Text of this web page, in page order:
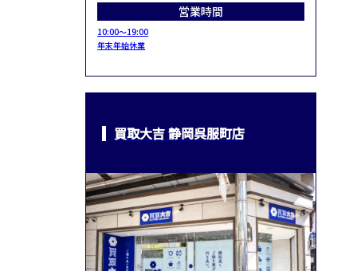
営業時間
10:00～19:00
年末年始休業
買取大吉 静岡呉服町店